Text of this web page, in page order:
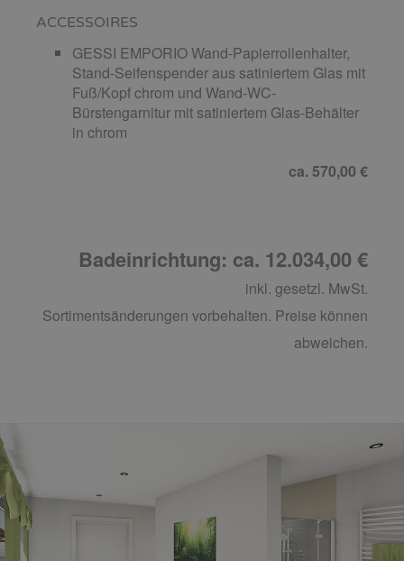
ACCESSOIRES
GESSI EMPORIO Wand-Papierrollenhalter,
Stand-Seifenspender aus satiniertem Glas mit
Fuß/Kopf chrom und Wand-WC-
Bürstengarnitur mit satiniertem Glas-Behälter
in chrom
ca. 570,00 €
Badeinrichtung: ca. 12.034,00 €
inkl. gesetzl. MwSt.
Sortimentsänderungen vorbehalten. Preise können
abweichen.